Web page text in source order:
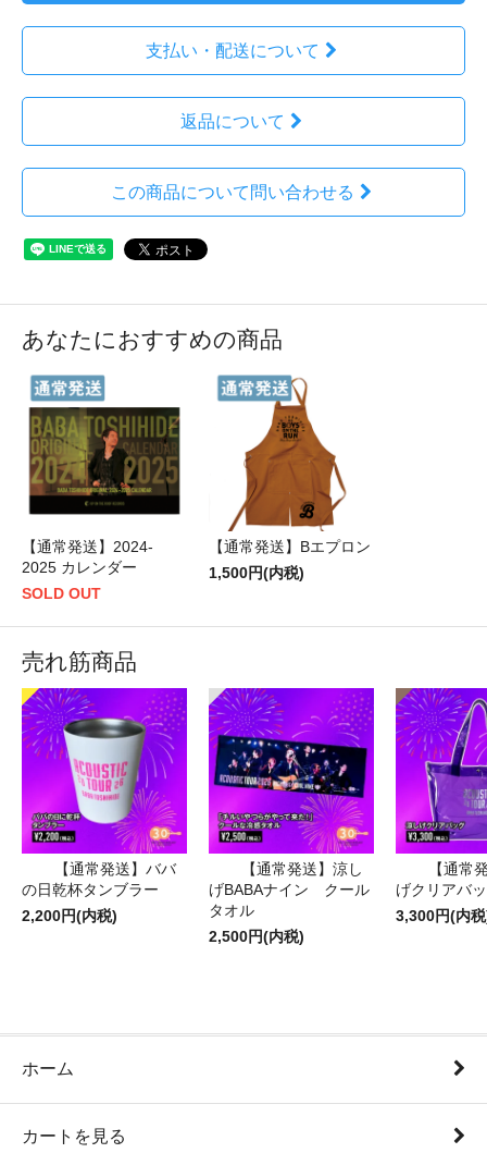
支払い・配送について
返品について
この商品について問い合わせる
あなたにおすすめの商品
【通常発送】2024-
2025 カレンダー
SOLD OUT
【通常発送】Bエプロン
1,500円(内税)
売れ筋商品
【通常発送】ババ
の日乾杯タンブラー
2,200円(内税)
【通常発送】涼し
げBABAナイン クール
タオル
2,500円(内税)
【通常
げクリアバ
3,300円(内
ホーム
カートを見る